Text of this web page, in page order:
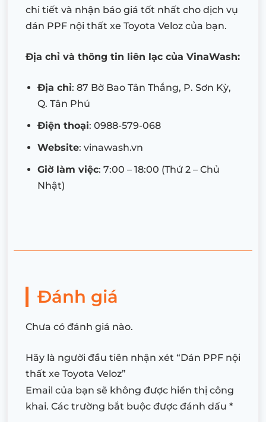
chi tiết và nhận báo giá tốt nhất cho dịch vụ
dán PPF nội thất xe Toyota Veloz của bạn.
Địa chỉ và thông tin liên lạc của VinaWash:
Địa chỉ: 87 Bờ Bao Tân Thắng, P. Sơn Kỳ,
Q. Tân Phú
Điện thoại: 0988-579-068
Website: vinawash.vn
Giờ làm việc: 7:00 – 18:00 (Thứ 2 – Chủ
Nhật)
Đánh giá
Chưa có đánh giá nào.
Hãy là người đầu tiên nhận xét “Dán PPF nội
thất xe Toyota Veloz”
Email của bạn sẽ không được hiển thị công
khai. Các trường bắt buộc được đánh dấu *